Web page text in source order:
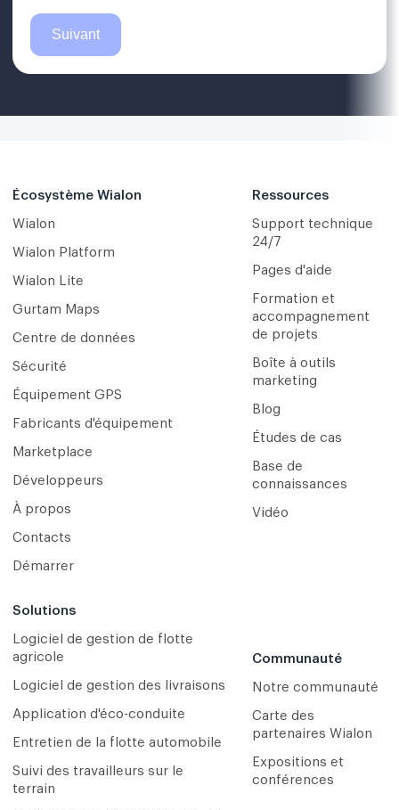
Écosystème Wialon
Wialon
Wialon Platform
Wialon Lite
Gurtam Maps
Centre de données
Sécurité
Équipement GPS
Fabricants d'équipement
Marketplace
Développeurs
À propos
Contacts
Démarrer
Solutions
Logiciel de gestion de flotte
agricole
Logiciel de gestion des livraisons
Application d'éco-conduite
Entretien de la flotte automobile
Suivi des travailleurs sur le
terrain
Ressources
Support technique
24/7
Pages d'aide
Formation et
accompagnement
de projets
Boîte à outils
marketing
Blog
Études de cas
Base de
connaissances
Vidéo
Communauté
Notre communauté
Carte des
partenaires Wialon
Expositions et
conférences